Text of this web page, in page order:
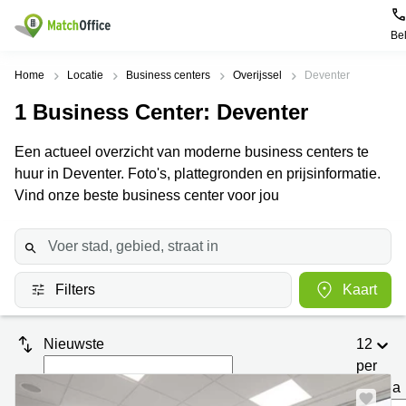
Bel
Huren / Verhuren
Productpagina's
Kantoorruimten
Business
Centers
Coworking
Spaces
Vergaderruimten
Virtueel
Kantoor
Bedrijfsruimte
Populaire
Alkmaar
Amsterdam
Amsterdam
Westpoort
Bergen
op
Breda
Populaire
Kantoorruimte
in Breda
huren
Bergen
op
Zoom
Kantoor
Tiel
huren
Help
Over ons
Huurprijs
Log in
Home Locatie Business centers Overijssel Deventer
1 Business Center: Deventer
Een actueel overzicht van moderne business centers te
huur in Deventer. Foto's, plattegronden en prijsinformatie.
Vind onze beste business center voor jou
Filters Kaart
Nieuwste
12
per
pagina